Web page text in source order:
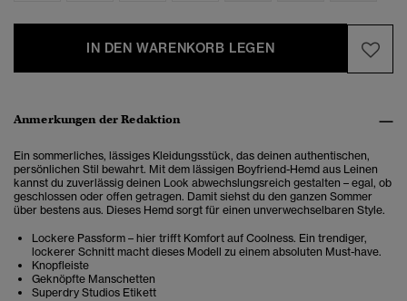
IN DEN WARENKORB LEGEN
Anmerkungen der Redaktion
Ein sommerliches, lässiges Kleidungsstück, das deinen authentischen,
persönlichen Stil bewahrt. Mit dem lässigen Boyfriend-Hemd aus Leinen
kannst du zuverlässig deinen Look abwechslungsreich gestalten – egal, ob
geschlossen oder offen getragen. Damit siehst du den ganzen Sommer
über bestens aus. Dieses Hemd sorgt für einen unverwechselbaren Style.
Lockere Passform – hier trifft Komfort auf Coolness. Ein trendiger,
lockerer Schnitt macht dieses Modell zu einem absoluten Must-have.
Knopfleiste
Geknöpfte Manschetten
Superdry Studios Etikett